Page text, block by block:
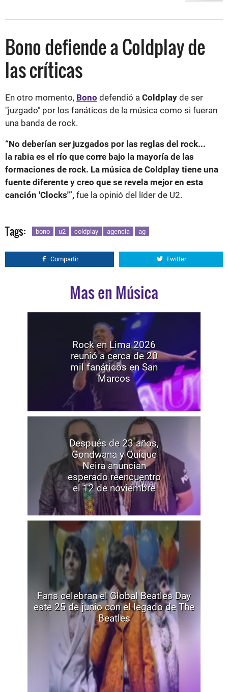
Bono defiende a Coldplay de
las críticas
En otro momento, Bono defendió a Coldplay de ser
"juzgado" por los fanáticos de la música como si fueran
una banda de rock.
“No deberían ser juzgados por las reglas del rock...
la rabia es el río que corre bajo la mayoría de las
formaciones de rock. La música de Coldplay tiene una
fuente diferente y creo que se revela mejor en esta
canción 'Clocks'”, fue la opinió del líder de U2.
Tags: bono u2 coldplay agencia ag
Compartir Twitter
Mas en Música
Rock en Lima 2026
reunió a cerca de 20
mil fanáticos en San
Marcos
Después de 23 años,
Gondwana y Quique
Neira anuncian
esperado reencuentro
el 12 de noviembre
Fans celebran el Global Beatles Day
este 25 de junio con el legado de The
Beatles